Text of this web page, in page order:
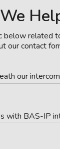
related
our contact
our intercom
with BAS-IP